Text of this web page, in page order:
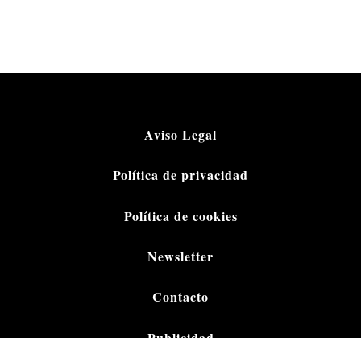
Aviso Legal
Política de privacidad
Política de cookies
Newsletter
Contacto